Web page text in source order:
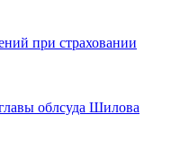
при страховании
облсуда Шилова